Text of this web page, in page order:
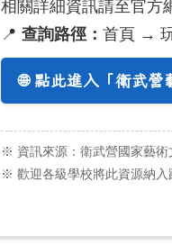
相關詳細資訊請至官方
📍 查詢路徑： 首頁 →
🌐 點此進入「衛武營
※ 資訊來源：衛武營國家藝術
※ 歡迎各級學校將此資源納入